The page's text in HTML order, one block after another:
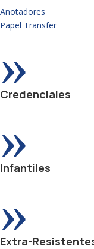
Anotadores
Papel Transfer
»
Credenciales
»
Infantiles
»
Extra-